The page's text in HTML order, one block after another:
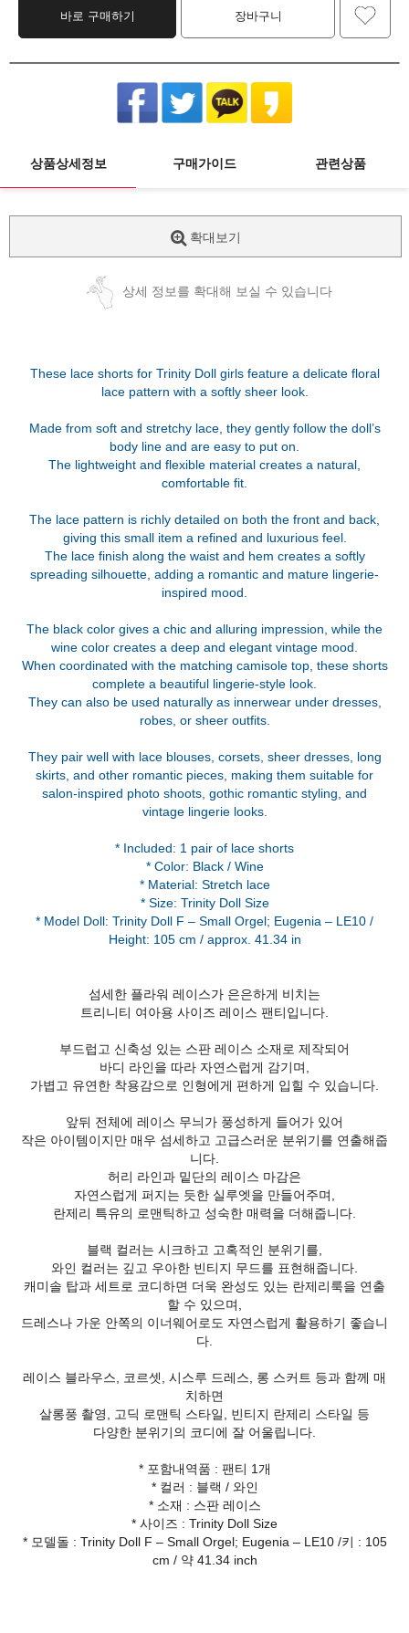
바로 구매하기 장바구니
상품상세정보 구매가이드 관련상품
확대보기
상세 정보를 확대해 보실 수 있습니다
These lace shorts for Trinity Doll girls feature a delicate floral
lace pattern with a softly sheer look.
Made from soft and stretchy lace, they gently follow the doll’s
body line and are easy to put on.
The lightweight and flexible material creates a natural,
comfortable fit.
The lace pattern is richly detailed on both the front and back,
giving this small item a refined and luxurious feel.
The lace finish along the waist and hem creates a softly
spreading silhouette, adding a romantic and mature lingerie-
inspired mood.
The black color gives a chic and alluring impression, while the
wine color creates a deep and elegant vintage mood.
When coordinated with the matching camisole top, these shorts
complete a beautiful lingerie-style look.
They can also be used naturally as innerwear under dresses,
robes, or sheer outfits.
They pair well with lace blouses, corsets, sheer dresses, long
skirts, and other romantic pieces, making them suitable for
salon-inspired photo shoots, gothic romantic styling, and
vintage lingerie looks.
* Included: 1 pair of lace shorts
* Color: Black / Wine
* Material: Stretch lace
* Size: Trinity Doll Size
* Model Doll: Trinity Doll F – Small Orgel; Eugenia – LE10 /
섬세한 플라워 레이스가 은은하게 비치는
트리니티 여아용 사이즈 레이스 팬티입니다.
부드럽고 신축성 있는 스판 레이스 소재로 제작되어
바디 라인을 따라 자연스럽게 감기며,
가볍고 유연한 착용감으로 인형에게 편하게 입힐 수 있습니다.
앞뒤 전체에 레이스 무늬가 풍성하게 들어가 있어
작은 아이템이지만 매우 섬세하고 고급스러운 분위기를 연출해줍
니다.
허리 라인과 밑단의 레이스 마감은
자연스럽게 퍼지는 듯한 실루엣을 만들어주며,
란제리 특유의 로맨틱하고 성숙한 매력을 더해줍니다.
블랙 컬러는 시크하고 고혹적인 분위기를,
와인 컬러는 깊고 우아한 빈티지 무드를 표현해줍니다.
캐미솔 탑과 세트로 코디하면 더욱 완성도 있는 란제리룩을 연출
할 수 있으며,
드레스나 가운 안쪽의 이너웨어로도 자연스럽게 활용하기 좋습니
다.
레이스 블라우스, 코르셋, 시스루 드레스, 롱 스커트 등과 함께 매
치하면
살롱풍 촬영, 고딕 로맨틱 스타일, 빈티지 란제리 스타일 등
다양한 분위기의 코디에 잘 어울립니다.
* 포함내역품 : 팬티 1개
* 컬러 : 블랙 / 와인
* 소재 : 스판 레이스
* 사이즈 : Trinity Doll Size
* 모델돌 : Trinity Doll F – Small Orgel; Eugenia – LE10 /키 : 105
cm / 약 41.34 inch